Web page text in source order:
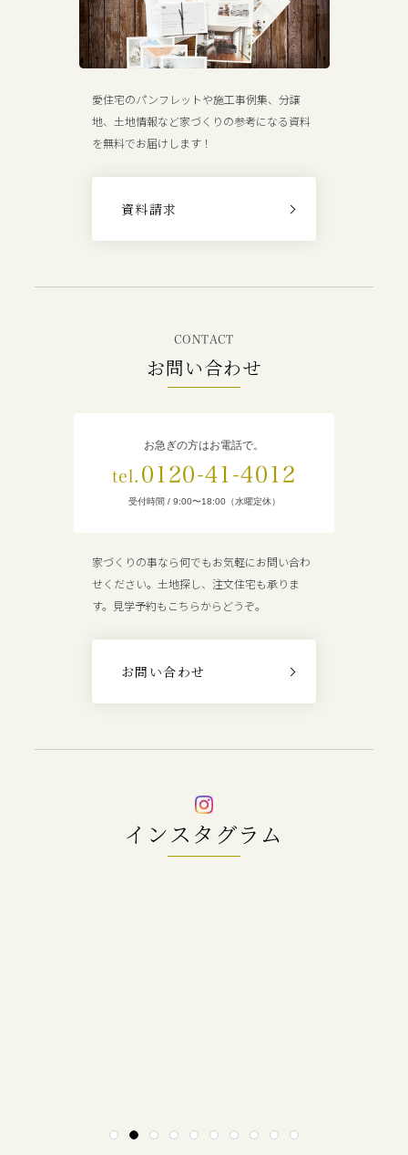
愛住宅のパンフレットや施工事例集、分譲
地、土地情報など家づくりの参考になる資料
を無料でお届けします！
資料請求
インスタグラム
1 2 3 4 5 6 7 8 9 10
CONTACT
お問い合わせ
お急ぎの方はお電話で。
tel. 0120-41-4012
受付時間 / 9:00〜18:00（水曜定休）
家づくりの事なら何でもお気軽にお問い合わ
せください。土地探し、注文住宅も承りま
す。見学予約もこちらからどうぞ。
お問い合わせ